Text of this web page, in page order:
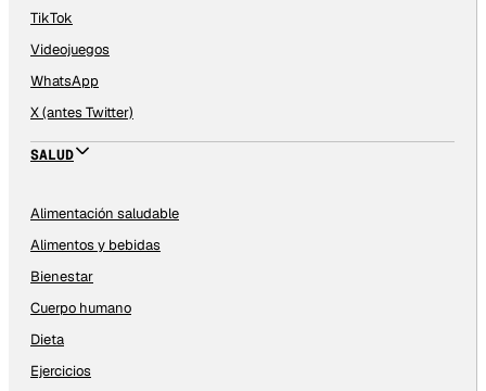
TikTok
Videojuegos
WhatsApp
X (antes Twitter)
SALUD
Alimentación saludable
Alimentos y bebidas
Bienestar
Cuerpo humano
Dieta
Ejercicios